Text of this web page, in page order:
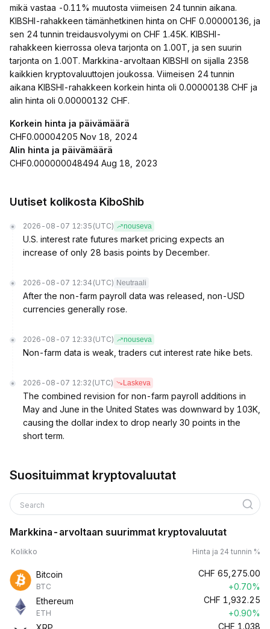
mikä vastaa -0.11% muutosta viimeisen 24 tunnin aikana.
KIBSHI-rahakkeen tämänhetkinen hinta on CHF 0.00000136, ja
sen 24 tunnin treidausvolyymi on CHF 1.45K. KIBSHI-
rahakkeen kierrossa oleva tarjonta on 1.00T, ja sen suurin
tarjonta on 1.00T. Markkina-arvoltaan KIBSHI on sijalla 2358
kaikkien kryptovaluuttojen joukossa. Viimeisen 24 tunnin
aikana KIBSHI-rahakkeen korkein hinta oli 0.00000138 CHF ja
alin hinta oli 0.00000132 CHF.
Korkein hinta ja päivämäärä
CHF0.00004205 Nov 18, 2024
Alin hinta ja päivämäärä
CHF0.000000048494 Aug 18, 2023
Uutiset kolikosta KiboShib
2026-08-07 12:35 (UTC) nouseva
U.S. interest rate futures market pricing expects an
increase of only 28 basis points by December.
2026-08-07 12:34 (UTC) Neutraali
After the non-farm payroll data was released, non-USD
currencies generally rose.
2026-08-07 12:33 (UTC) nouseva
Non-farm data is weak, traders cut interest rate hike bets.
2026-08-07 12:32 (UTC) Laskeva
The combined revision for non-farm payroll additions in
May and June in the United States was downward by 103K,
causing the dollar index to drop nearly 30 points in the
short term.
Suosituimmat kryptovaluutat
Search
Markkina-arvoltaan suurimmat kryptovaluutat
Kolikko Hinta ja 24 tunnin %
Bitcoin
BTC
CHF 65,275.00
+0.70%
Ethereum
ETH
CHF 1,932.25
+0.90%
CHF 1.038